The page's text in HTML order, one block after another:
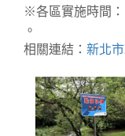
※各區實施時間：
。
相關連結： 新北